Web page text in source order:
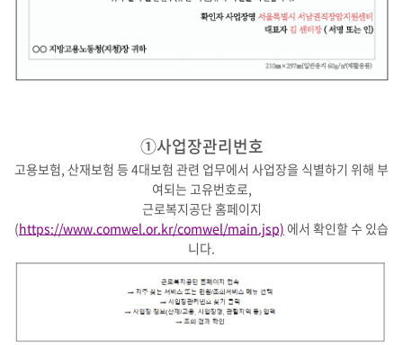
①사업장관리번호
고용보험, 산재보험 등 4대보험 관련 업무에서 사업장을 식별하기 위해 부
여되는 고유번호로,
근로복지공단 홈페이지
(https://www.comwel.or.kr/comwel/main.jsp) 에서 확인할 수 있습
니다.